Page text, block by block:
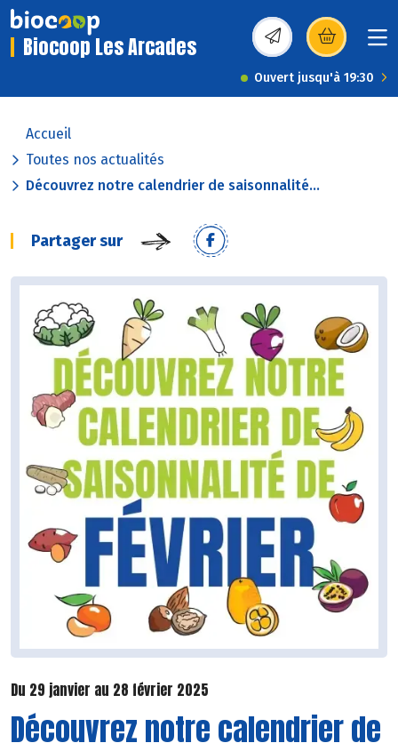
Biocoop Les Arcades (s’ouvre dans une
Ouvert jusqu'à 19:30
Accueil
Toutes nos actualités
Découvrez notre calendrier de saisonnalité...
Partager sur
Du 29 janvier au 28 février 2025
Découvrez notre calendrier de